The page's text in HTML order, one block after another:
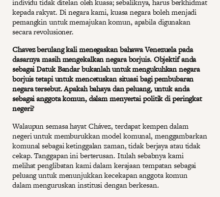
individu tidak ditelan oleh kuasa; sebaliknya, harus berkhidmat
kepada rakyat. Di negara kami, kuasa negara boleh menjadi
pemangkin untuk memajukan komun, apabila digunakan
secara revolusioner.
Chavez berulang kali menegaskan bahawa Venezuela pada
dasarnya masih mengekalkan negara borjuis. Objektif anda
sebagai Datuk Bandar bukanlah untuk mengukuhkan negara
borjuis tetapi untuk mencetuskan situasi bagi pembubaran
negara tersebut. Apakah bahaya dan peluang, untuk anda
sebagai anggota komun, dalam menyertai politik di peringkat
negeri?
Walaupun semasa hayat Chávez, terdapat kempen dalam
negeri untuk memburukkan model komunal, menggambarkan
komunal sebagai ketinggalan zaman, tidak berjaya atau tidak
cekap. Tanggapan ini berterusan. Itulah sebabnya kami
melihat penglibatan kami dalam kerajaan tempatan sebagai
peluang untuk menunjukkan kecekapan anggota komun
dalam menguruskan institusi dengan berkesan.